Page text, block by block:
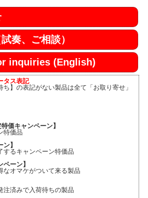
奏、ご相談）
inquiries (English)
タス表記
ち】の表記がない製品は全て「お取り寄せ」
価キャンペーン】
特価品
】
するキャンペーン特価品
ペーン】
なオマケがついて来る製品
注済みで入荷待ちの製品